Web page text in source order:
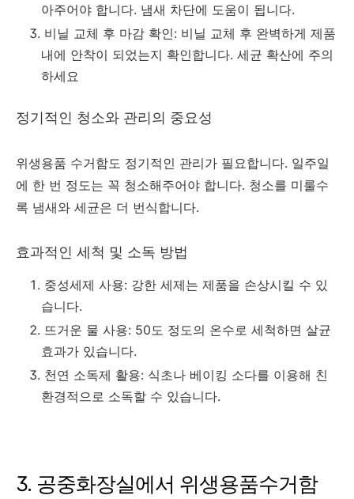
아주어야 합니다. 냄새 차단에 도움이 됩니다.
비닐 교체 후 마감 확인: 비닐 교체 후 완벽하게 제품
내에 안착이 되었는지 확인합니다. 세균 확산에 주의
하세요
정기적인 청소와 관리의 중요성
위생용품 수거함도 정기적인 관리가 필요합니다. 일주일
에 한 번 정도는 꼭 청소해주어야 합니다. 청소를 미룰수
록 냄새와 세균은 더 번식합니다.
효과적인 세척 및 소독 방법
중성세제 사용: 강한 세제는 제품을 손상시킬 수 있
습니다.
뜨거운 물 사용: 50도 정도의 온수로 세척하면 살균
효과가 있습니다.
천연 소독제 활용: 식초나 베이킹 소다를 이용해 친
환경적으로 소독할 수 있습니다.
3. 공중화장실에서 위생용품수거함